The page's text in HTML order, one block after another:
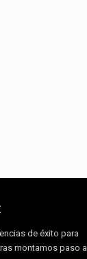
de éxito para
montamos paso a